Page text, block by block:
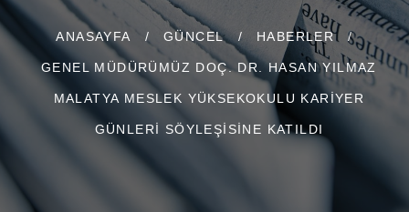
ANASAYFA / GÜNCEL / HABERLER /
GENEL MÜDÜRÜMÜZ DOÇ. DR. HASAN YILMAZ
MALATYA MESLEK YÜKSEKOKULU KARIYER
GÜNLERI SÖYLEŞISINE KATILDI